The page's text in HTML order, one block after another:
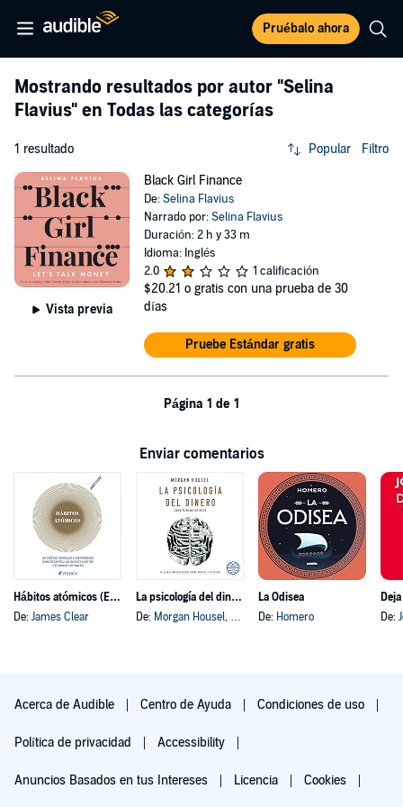
Pruébalo ahora
Mostrando resultados por autor "Selina
Flavius" en Todas las categorías
1 resultado Popular Filtro
Vista previa
Black Girl Finance
De:Selina Flavius
Narrado por:Selina Flavius
Duración: 2 h y 33 m
Idioma: Inglés
2.0
1 calificación
$20.21 o gratis con una prueba de 30
días
Pruebe Estándar gratis
Página 1 de 1
Enviar comentarios
Hábitos atómicos (Español neutro)
De: James Clear
La psicología del dinero
De: Morgan Housel, y otros
La Odisea
De: Homero
De:
Acerca de Audible Centro de Ayuda Condiciones de uso
Política de privacidad Accessibility
Anuncios Basados en tus Intereses Licencia Cookies